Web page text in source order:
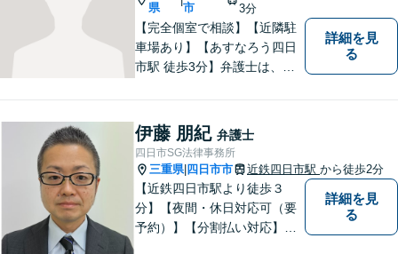
県
市
3分
【完全個室で相談】【近隣駐
車場あり】【あすなろう四日
市駅 徒歩3分】弁護士は、依
わからないことがあれば、何
でも聞いてください。 問題解
決に向かって一緒に頑張りま
しょう。
詳細を見
る
伊藤 朋紀 弁護士
四日市SG法律事務所
三重県| 四日市市 近鉄四日市駅 から徒歩2分
【近鉄四日市駅より徒歩３
分】【夜間・休日対応可（要
予約）】【分割払い対応】
詳細を見
る